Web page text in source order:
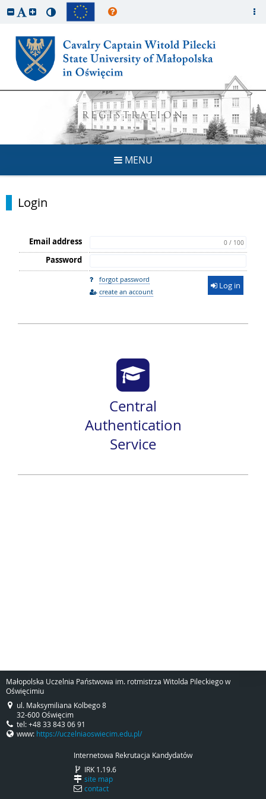
REGISTRATION
MENU
Login
Email address 0 / 100
Password
forgot password
create an account
Log in
Central
Authentication
Service
Małopolska Uczelnia Państwowa im. rotmistrza Witolda Pileckiego w
Oświęcimiu
ul. Maksymiliana Kolbego 8
32-600 Oświęcim
tel: +48 33 843 06 91
www: https://uczelniaoswiecim.edu.pl/
Internetowa Rekrutacja Kandydatów
IRK 1.19.6
site map
contact